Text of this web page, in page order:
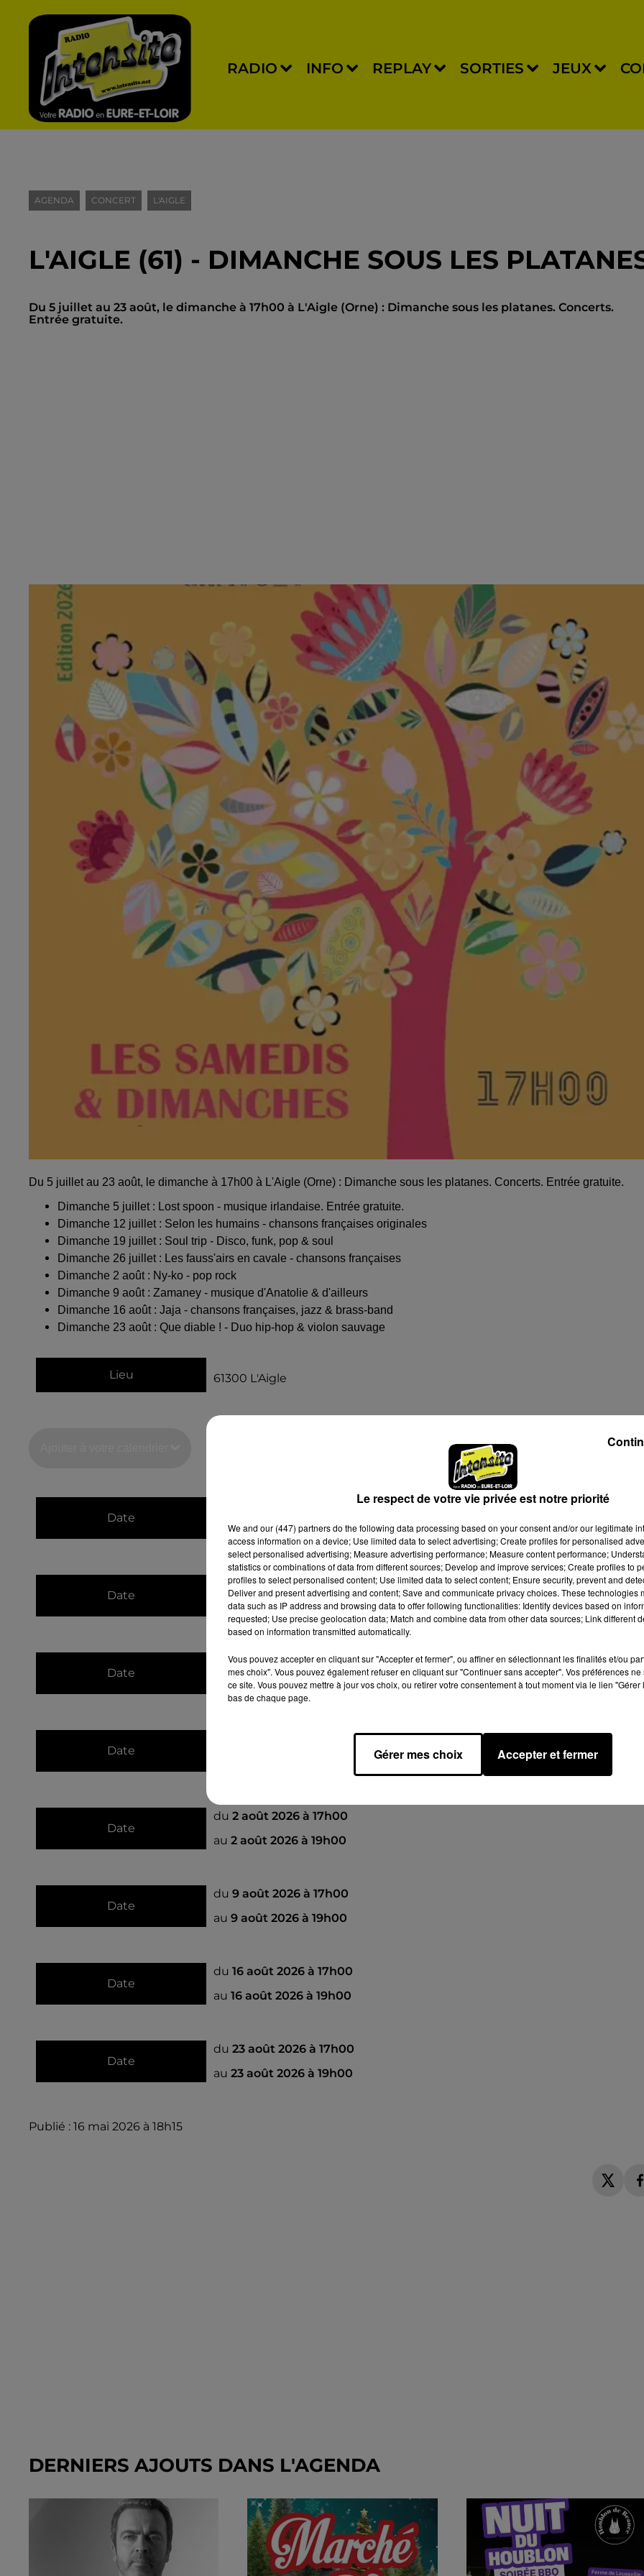
RADIO INFO REPLAY SORTIES JEUX
AGENDA CONCERT L'AIGLE
L'AIGLE (61) - DIMANCHE SOUS LES
Du 5 juillet au 23 août, le dimanche à 17h00 à L'Aigle (Orne) : Dimanche sous les platanes. Concerts.
Entrée gratuite.
Du 5 juillet au 23 août, le dimanche à 17h00 à L'Aigle (Orne) : Dimanche sous les platanes. Concerts. Entrée gratuite.
Dimanche 5 juillet : Lost spoon - musique irlandaise. Entrée gratuite.
Dimanche 12 juillet : Selon les humains - chansons françaises originales
Dimanche 19 juillet : Soul trip - Disco, funk, pop & soul
Dimanche 26 juillet : Les fauss'airs en cavale - chansons françaises
Dimanche 2 août : Ny-ko - pop rock
Dimanche 9 août : Zamaney - musique d'Anatolie & d'ailleurs
Dimanche 16 août : Jaja - chansons françaises, jazz & brass-band
Dimanche 23 août : Que diable ! - Duo hip-hop & violon sauvage
Lieu 61300 L'Aigle
Date
au5 juillet 2026 à 19h00
Date
du12 juillet 2026 à 17h00
au12 juillet 2026 à 19h00
Date
du19 juillet 2026 à 17h00
au19 juillet 2026 à 19h00
Date
26 juillet 2026 à 17h00
Date
du2 août 2026 à 17h00
au2 août 2026 à 19h00
Date
du9 août 2026 à 17h00
au9 août 2026 à 19h00
Date
du16 août 2026 à 17h00
au16 août 2026 à 19h00
Date
du23 août 2026 à 17h00
au23 août 2026 à 19h00
Publié : 16 mai 2026 à 18h15
DERNIERS AJOUTS DANS L'AGENDA
Le respect de votre vie privée est notre priorité
We and our (447) partnersdo the following data processing based on your consent and/or our legitimate
access information on a device; Use limited data to select advertising; Create profiles for personalised
select personalised advertising; Measure advertising performance; Measure content performance;
statistics or combinations of data from different sources; Develop and improve services; Create profiles to
profiles to select personalised content; Use limited data to select content; Ensure security, prevent and
Deliver and present advertising and content; Save and communicate privacy choices. These technologies
data such as IP address and browsing data to offer following functionalities: Identify devices based on
requested; Use precise geolocation data; Match and combine data from other data sources; Link different
based on information transmitted automatically.
Vous pouvez accepter en cliquant sur "Accepter et fermer", ou affiner en sélectionnant les finalités et/ou
mes choix". Vous pouvez également refuser en cliquant sur "Continuer sans accepter". Vos préférences
ce site. Vous pouvez mettre à jour vos choix, ou retirer votre consentement à tout moment via le lien
bas de chaque page.
Gérer mes choix Accepter et fermer